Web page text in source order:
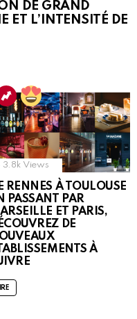
DE GRAND
ET L’INTENSITÉ DE
3.8k Views
RENNES À TOULOUSE
PASSANT PAR
ET PARIS,
DE
À